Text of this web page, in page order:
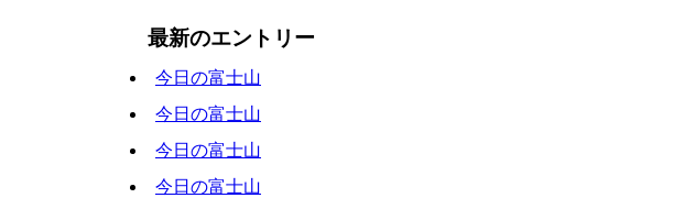
最新のエントリー
今日の富士山
今日の富士山
今日の富士山
今日の富士山